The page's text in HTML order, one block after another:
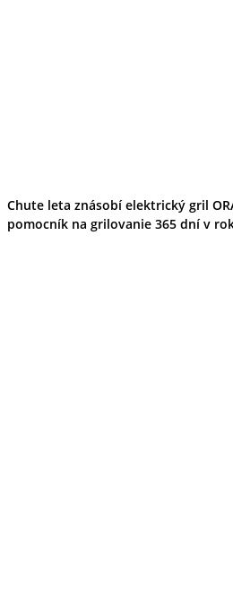
Chute leta znásobí elektrický gril
pomocník na grilovanie 365 dní v